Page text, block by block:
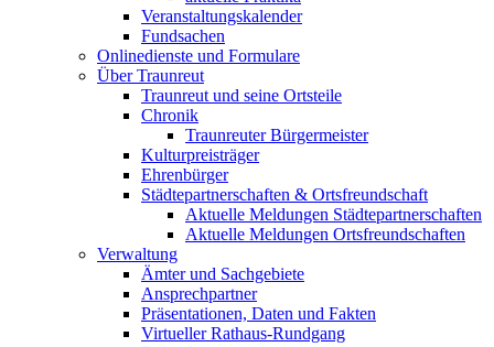
Veranstaltungskalender
Fundsachen
Onlinedienste und Formulare
Über Traunreut
Traunreut und seine Ortsteile
Chronik
Traunreuter Bürgermeister
Kulturpreisträger
Ehrenbürger
Städtepartnerschaften & Ortsfreundschaft
Aktuelle Meldungen Städtepartnerschaften
Aktuelle Meldungen Ortsfreundschaften
Verwaltung
Ämter und Sachgebiete
Ansprechpartner
Präsentationen, Daten und Fakten
Virtueller Rathaus-Rundgang